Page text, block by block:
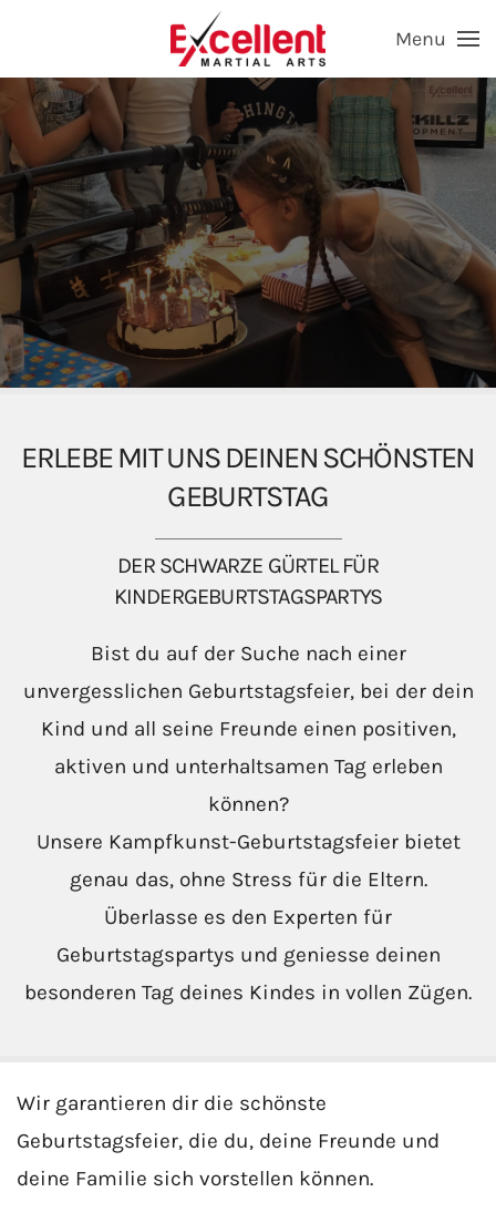
Skip to main content
Menu
ERLEBE MIT UNS DEINEN SCHÖNSTEN
GEBURTSTAG
DER SCHWARZE GÜRTEL FÜR
KINDERGEBURTSTAGSPARTYS
Bist du auf der Suche nach einer
unvergesslichen Geburtstagsfeier, bei der dein
Kind und all seine Freunde einen positiven,
aktiven und unterhaltsamen Tag erleben
können?
Unsere Kampfkunst-Geburtstagsfeier bietet
genau das, ohne Stress für die Eltern.
Überlasse es den Experten für
Geburtstagspartys und geniesse deinen
besonderen Tag deines Kindes in vollen Zügen.
Wir garantieren dir die schönste
Geburtstagsfeier, die du, deine Freunde und
deine Familie sich vorstellen können.